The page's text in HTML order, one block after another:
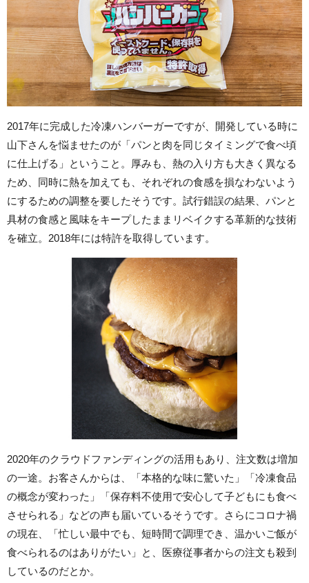
2017年に完成した冷凍ハンバーガーですが、開発している時に
山下さんを悩ませたのが「パンと肉を同じタイミングで食べ頃
に仕上げる」ということ。厚みも、熱の入り方も大きく異なる
ため、同時に熱を加えても、それぞれの食感を損なわないよう
にするための調整を要したそうです。試行錯誤の結果、パンと
具材の食感と風味をキープしたままリベイクする革新的な技術
を確立。2018年には特許を取得しています。
2020年のクラウドファンディングの活用もあり、注文数は増加
の一途。お客さんからは、「本格的な味に驚いた」「冷凍食品
の概念が変わった」「保存料不使用で安心して子どもにも食べ
させられる」などの声も届いているそうです。さらにコロナ禍
の現在、「忙しい最中でも、短時間で調理でき、温かいご飯が
食べられるのはありがたい」と、医療従事者からの注文も殺到
しているのだとか。